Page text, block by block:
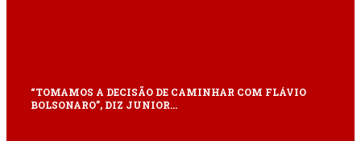
“TOMAMOS A DECISÃO DE CAMINHAR COM FLÁVIO
BOLSONARO”, DIZ JUNIOR…